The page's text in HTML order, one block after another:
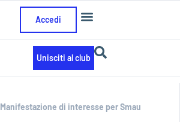
Accedi
Unisciti al club
Manifestazione di interesse per Smau